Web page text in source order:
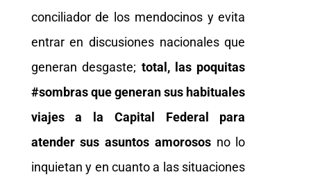
conciliador de los mendocinos y evita
entrar en discusiones nacionales que
generan desgaste; total, las poquitas
#sombras que generan sus habituales
viajes a la Capital Federal para
atender sus asuntos amorososno lo
inquietan y en cuanto a las situaciones